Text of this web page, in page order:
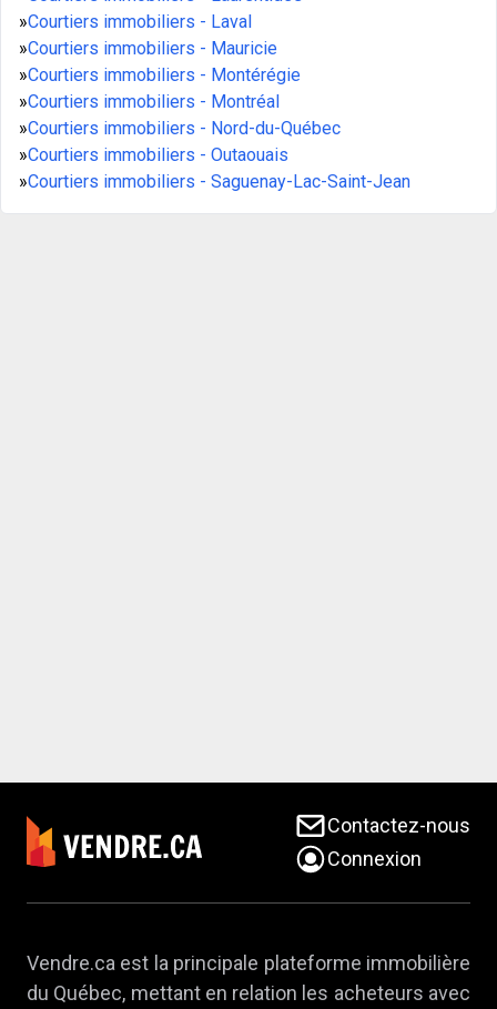
»Courtiers immobiliers - Laval
»Courtiers immobiliers - Mauricie
»Courtiers immobiliers - Montérégie
»Courtiers immobiliers - Montréal
»Courtiers immobiliers - Nord-du-Québec
»Courtiers immobiliers - Outaouais
»Courtiers immobiliers - Saguenay-Lac-Saint-Jean
Contactez-nous
Connexion
Vendre.ca est la principale plateforme immobilière
du Québec, mettant en relation les acheteurs avec